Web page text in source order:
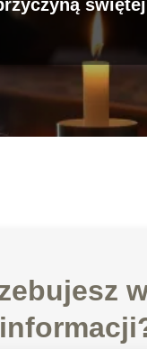
łaski w trudnych
chwilach